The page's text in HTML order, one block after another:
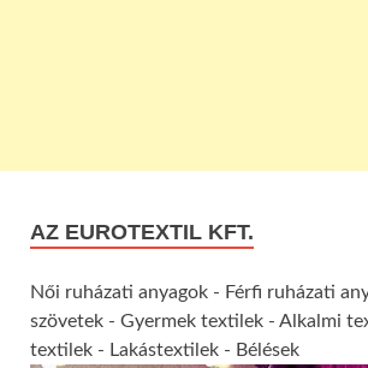
AZ EUROTEXTIL KFT.
Női ruházati anyagok - Férfi ruházati
szövetek - Gyermek textilek - Alkalmi
textilek - Lakástextilek - Bélések